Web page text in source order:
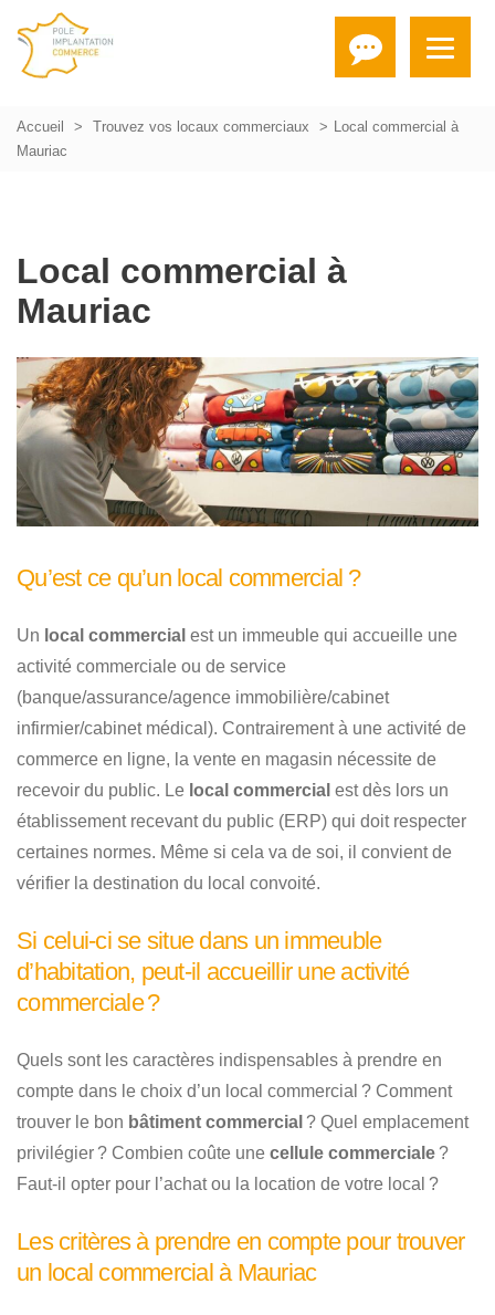
Accueil Trouvez vos locaux commerciaux
Local commercial à
Mauriac
Local commercial à
Mauriac
Qu’est ce qu’un local commercial ?
Un local commercial est un immeuble qui accueille une
activité commerciale ou de service
(banque/assurance/agence immobilière/cabinet
infirmier/cabinet médical). Contrairement à une activité de
commerce en ligne, la vente en magasin nécessite de
recevoir du public. Le local commercial est dès lors un
établissement recevant du public (ERP) qui doit respecter
certaines normes. Même si cela va de soi, il convient de
vérifier la destination du local convoité.
Si celui-ci se situe dans un immeuble
d’habitation, peut-il accueillir une activité
commerciale ?
Quels sont les caractères indispensables à prendre en
compte dans le choix d’un local commercial ? Comment
trouver le bon bâtiment commercial ? Quel emplacement
privilégier ? Combien coûte une cellule commerciale ?
Faut-il opter pour l’achat ou la location de votre local ?
Les critères à prendre en compte pour trouver
un local commercial à Mauriac